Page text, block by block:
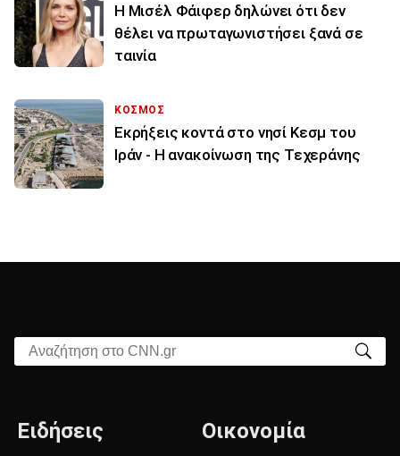
Η Μισέλ Φάιφερ δηλώνει ότι δεν
θέλει να πρωταγωνιστήσει ξανά σε
ταινία
ΚΟΣΜΟΣ
Εκρήξεις κοντά στο νησί Κεσμ του
Ιράν - Η ανακοίνωση της Τεχεράνης
Αναζήτηση στο CNN.gr
Ειδήσεις Οικονομία